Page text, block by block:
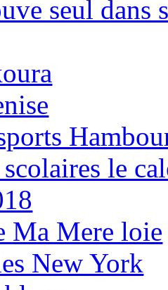
seul dans
scolaires le
Ma Mere loie
New York